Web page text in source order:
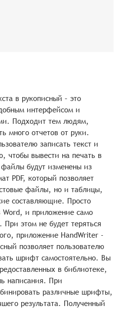
в рукописный – это
интерфейсом и
Подходит тем людям,
много отчетов от руки.
записать текст и
чтобы вывести на печать в
будут изменены из
PDF, который позволяет
файлы, но и таблицы,
составляющие. Просто
Word, и приложение само
При этом не будет теряться
приложение HandWriter -
позволяет пользователю
шрифт самостоятельно. Вы
в библиотеке,
написания. При
различные шрифты,
результата. Полученный